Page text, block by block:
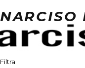
NARCISO
Filtra